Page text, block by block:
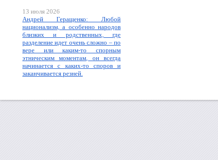
13 июля 2026
Андрей Геращенко: Любой
национализм, а особенно народов
близких и родственных, где
разделение идет очень сложно – по
вере или каким-то спорным
этническим моментам, он всегда
начинается с каких-то споров и
заканчивается резней.